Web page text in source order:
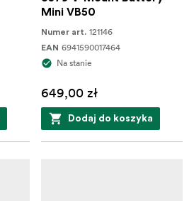
Mini VB50
Numer art. 121146
EAN 6941590017464
Na stanie
649,00 zł
Dodaj do koszyka